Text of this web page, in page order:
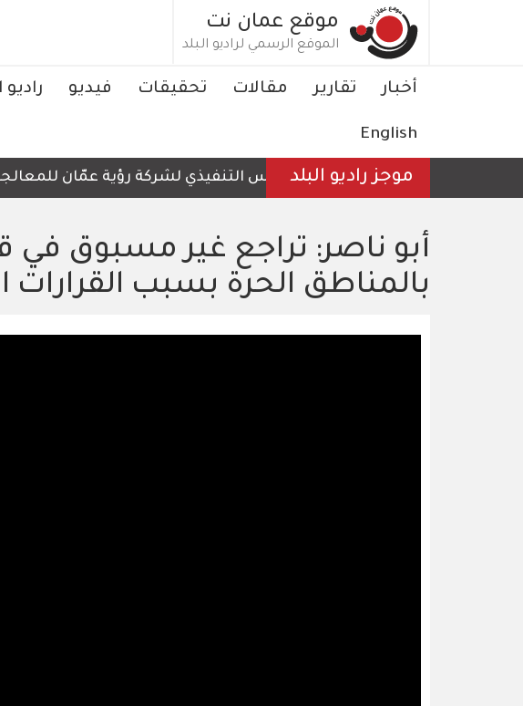
موقع عمان نت
الموقع الرسمي لراديو البلد
Main
أخبار تقارير مقالات تحقيقات فيديو راديو
English
موجز راديو البلدالرئيس التنفيذي لشركة رؤية عمّان للمعالجة
أبو ناصر: تراجع غير مسبوق في
بالمناطق الحرة بسبب القرارات